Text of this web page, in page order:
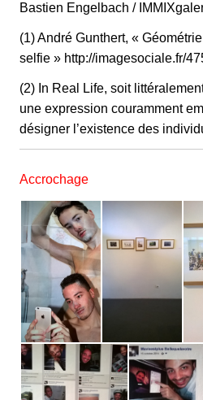
Bastien Engelbach /
(1) André Gunthert, «
selfie » http://imagesociale.fr/
(2) In Real Life, soit
une expression couramment
désigner l’existence des
Accrochage